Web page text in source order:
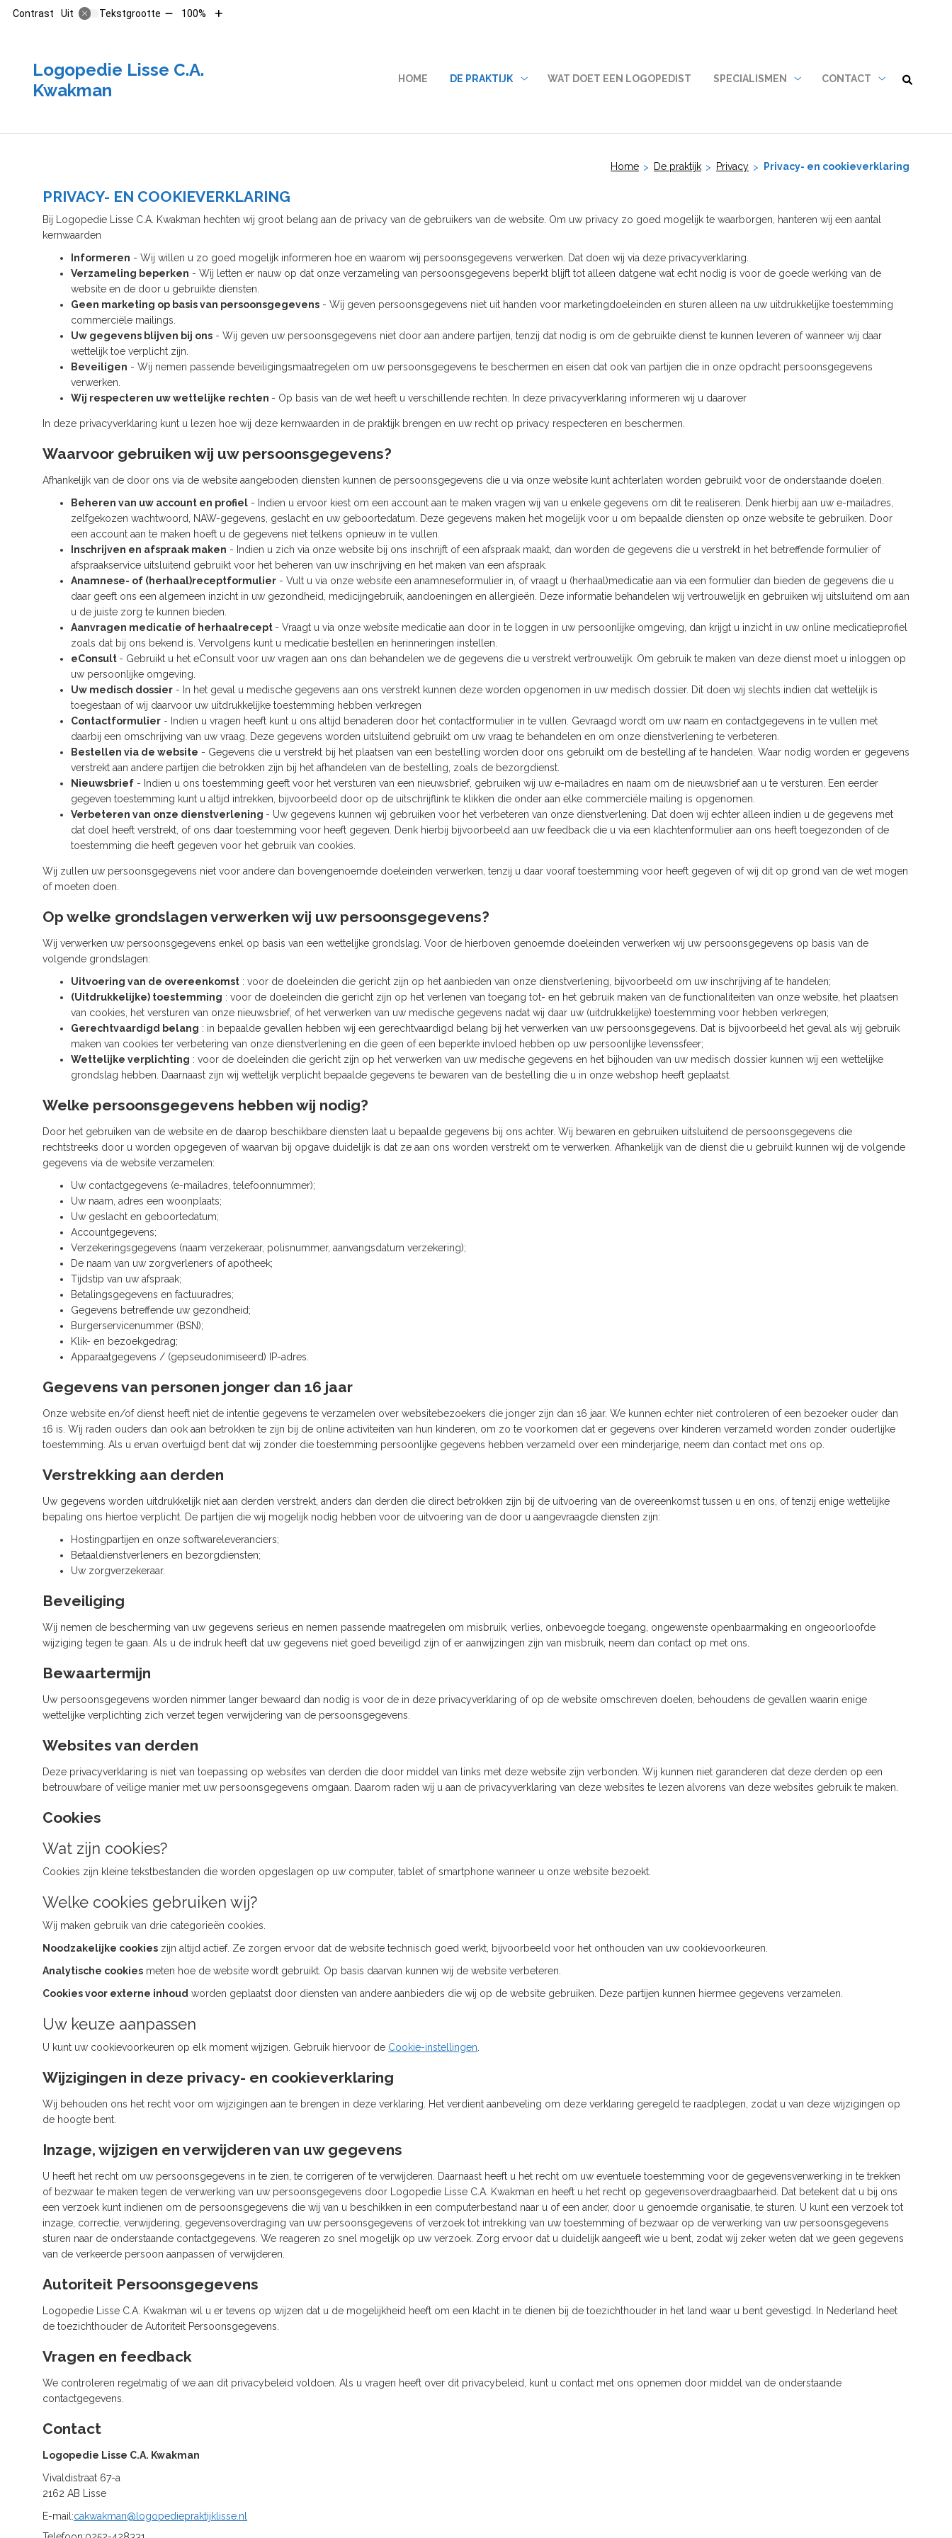
Contrast Uit Tekstgrootte Tekst100%
Tekst
Logopedie Lisse C.A.
Kwakman
HOOFDMENUHOME
DE PRAKTIJK
WAT DOET EEN LOGOPEDIST
SPECIALISMEN
CONTACT
Contact
Home De praktijk Privacy Privacy- en cookieverklaring
PRIVACY- EN COOKIEVERKLARING
Bij Logopedie Lisse C.A. Kwakman hechten wij groot belang aan de privacy van de gebruikers van de website. Om uw privacy zo goed mogelijk te waarborgen, hanteren wij een aantal
kernwaarden
Informeren - Wij willen u zo goed mogelijk informeren hoe en waarom wij persoonsgegevens verwerken. Dat doen wij via deze privacyverklaring.
Verzameling beperken - Wij letten er nauw op dat onze verzameling van persoonsgegevens beperkt blijft tot alleen datgene wat echt nodig is voor de goede werking van de
website en de door u gebruikte diensten.
Geen marketing op basis van persoonsgegevens - Wij geven persoonsgegevens niet uit handen voor marketingdoeleinden en sturen alleen na uw uitdrukkelijke toestemming
commerciële mailings.
Uw gegevens blijven bij ons - Wij geven uw persoonsgegevens niet door aan andere partijen, tenzij dat nodig is om de gebruikte dienst te kunnen leveren of wanneer wij daar
wettelijk toe verplicht zijn.
Beveiligen - Wij nemen passende beveiligingsmaatregelen om uw persoonsgegevens te beschermen en eisen dat ook van partijen die in onze opdracht persoonsgegevens
verwerken.
Wij respecteren uw wettelijke rechten - Op basis van de wet heeft u verschillende rechten. In deze privacyverklaring informeren wij u daarover
In deze privacyverklaring kunt u lezen hoe wij deze kernwaarden in de praktijk brengen en uw recht op privacy respecteren en beschermen.
Waarvoor gebruiken wij uw persoonsgegevens?
Afhankelijk van de door ons via de website aangeboden diensten kunnen de persoonsgegevens die u via onze website kunt achterlaten worden gebruikt voor de onderstaande doelen.
Beheren van uw account en profiel - Indien u ervoor kiest om een account aan te maken vragen wij van u enkele gegevens om dit te realiseren. Denk hierbij aan uw e-mailadres,
zelfgekozen wachtwoord, NAW-gegevens, geslacht en uw geboortedatum. Deze gegevens maken het mogelijk voor u om bepaalde diensten op onze website te gebruiken. Door
een account aan te maken hoeft u de gegevens niet telkens opnieuw in te vullen.
Inschrijven en afspraak maken - Indien u zich via onze website bij ons inschrijft of een afspraak maakt, dan worden de gegevens die u verstrekt in het betreffende formulier of
afspraakservice uitsluitend gebruikt voor het beheren van uw inschrijving en het maken van een afspraak.
Anamnese- of (herhaal)receptformulier - Vult u via onze website een anamneseformulier in, of vraagt u (herhaal)medicatie aan via een formulier dan bieden de gegevens die u
daar geeft ons een algemeen inzicht in uw gezondheid, medicijngebruik, aandoeningen en allergieën. Deze informatie behandelen wij vertrouwelijk en gebruiken wij uitsluitend om aan
u de juiste zorg te kunnen bieden.
Aanvragen medicatie of herhaalrecept - Vraagt u via onze website medicatie aan door in te loggen in uw persoonlijke omgeving, dan krijgt u inzicht in uw online medicatieprofiel
zoals dat bij ons bekend is. Vervolgens kunt u medicatie bestellen en herinneringen instellen.
eConsult - Gebruikt u het eConsult voor uw vragen aan ons dan behandelen we de gegevens die u verstrekt vertrouwelijk. Om gebruik te maken van deze dienst moet u inloggen op
uw persoonlijke omgeving.
Uw medisch dossier - In het geval u medische gegevens aan ons verstrekt kunnen deze worden opgenomen in uw medisch dossier. Dit doen wij slechts indien dat wettelijk is
toegestaan of wij daarvoor uw uitdrukkelijke toestemming hebben verkregen
Contactformulier - Indien u vragen heeft kunt u ons altijd benaderen door het contactformulier in te vullen. Gevraagd wordt om uw naam en contactgegevens in te vullen met
daarbij een omschrijving van uw vraag. Deze gegevens worden uitsluitend gebruikt om uw vraag te behandelen en om onze dienstverlening te verbeteren.
Bestellen via de website - Gegevens die u verstrekt bij het plaatsen van een bestelling worden door ons gebruikt om de bestelling af te handelen. Waar nodig worden er gegevens
verstrekt aan andere partijen die betrokken zijn bij het afhandelen van de bestelling, zoals de bezorgdienst.
Nieuwsbrief - Indien u ons toestemming geeft voor het versturen van een nieuwsbrief, gebruiken wij uw e-mailadres en naam om de nieuwsbrief aan u te versturen. Een eerder
gegeven toestemming kunt u altijd intrekken, bijvoorbeeld door op de uitschrijflink te klikken die onder aan elke commerciële mailing is opgenomen.
Verbeteren van onze dienstverlening - Uw gegevens kunnen wij gebruiken voor het verbeteren van onze dienstverlening. Dat doen wij echter alleen indien u de gegevens met
dat doel heeft verstrekt, of ons daar toestemming voor heeft gegeven. Denk hierbij bijvoorbeeld aan uw feedback die u via een klachtenformulier aan ons heeft toegezonden of de
toestemming die heeft gegeven voor het gebruik van cookies.
Wij zullen uw persoonsgegevens niet voor andere dan bovengenoemde doeleinden verwerken, tenzij u daar vooraf toestemming voor heeft gegeven of wij dit op grond van de wet mogen
of moeten doen.
Op welke grondslagen verwerken wij uw persoonsgegevens?
Wij verwerken uw persoonsgegevens enkel op basis van een wettelijke grondslag. Voor de hierboven genoemde doeleinden verwerken wij uw persoonsgegevens op basis van de
volgende grondslagen:
Uitvoering van de overeenkomst : voor de doeleinden die gericht zijn op het aanbieden van onze dienstverlening, bijvoorbeeld om uw inschrijving af te handelen;
(Uitdrukkelijke) toestemming : voor de doeleinden die gericht zijn op het verlenen van toegang tot- en het gebruik maken van de functionaliteiten van onze website, het plaatsen
van cookies, het versturen van onze nieuwsbrief, of het verwerken van uw medische gegevens nadat wij daar uw (uitdrukkelijke) toestemming voor hebben verkregen;
Gerechtvaardigd belang : in bepaalde gevallen hebben wij een gerechtvaardigd belang bij het verwerken van uw persoonsgegevens. Dat is bijvoorbeeld het geval als wij gebruik
maken van cookies ter verbetering van onze dienstverlening en die geen of een beperkte invloed hebben op uw persoonlijke levenssfeer;
Wettelijke verplichting : voor de doeleinden die gericht zijn op het verwerken van uw medische gegevens en het bijhouden van uw medisch dossier kunnen wij een wettelijke
grondslag hebben. Daarnaast zijn wij wettelijk verplicht bepaalde gegevens te bewaren van de bestelling die u in onze webshop heeft geplaatst.
Welke persoonsgegevens hebben wij nodig?
Door het gebruiken van de website en de daarop beschikbare diensten laat u bepaalde gegevens bij ons achter. Wij bewaren en gebruiken uitsluitend de persoonsgegevens die
rechtstreeks door u worden opgegeven of waarvan bij opgave duidelijk is dat ze aan ons worden verstrekt om te verwerken. Afhankelijk van de dienst die u gebruikt kunnen wij de volgende
gegevens via de website verzamelen:
Uw contactgegevens (e-mailadres, telefoonnummer);
Uw naam, adres een woonplaats;
Uw geslacht en geboortedatum;
Accountgegevens;
Verzekeringsgegevens (naam verzekeraar, polisnummer, aanvangsdatum verzekering);
De naam van uw zorgverleners of apotheek;
Tijdstip van uw afspraak;
Betalingsgegevens en factuuradres;
Gegevens betreffende uw gezondheid;
Burgerservicenummer (BSN);
Klik- en bezoekgedrag;
Apparaatgegevens / (gepseudonimiseerd) IP-adres.
Gegevens van personen jonger dan 16 jaar
Onze website en/of dienst heeft niet de intentie gegevens te verzamelen over websitebezoekers die jonger zijn dan 16 jaar. We kunnen echter niet controleren of een bezoeker ouder dan
16 is. Wij raden ouders dan ook aan betrokken te zijn bij de online activiteiten van hun kinderen, om zo te voorkomen dat er gegevens over kinderen verzameld worden zonder ouderlijke
toestemming. Als u ervan overtuigd bent dat wij zonder die toestemming persoonlijke gegevens hebben verzameld over een minderjarige, neem dan contact met ons op.
Verstrekking aan derden
Uw gegevens worden uitdrukkelijk niet aan derden verstrekt, anders dan derden die direct betrokken zijn bij de uitvoering van de overeenkomst tussen u en ons, of tenzij enige wettelijke
bepaling ons hiertoe verplicht. De partijen die wij mogelijk nodig hebben voor de uitvoering van de door u aangevraagde diensten zijn:
Hostingpartijen en onze softwareleveranciers;
Betaaldienstverleners en bezorgdiensten;
Uw zorgverzekeraar.
Beveiliging
Wij nemen de bescherming van uw gegevens serieus en nemen passende maatregelen om misbruik, verlies, onbevoegde toegang, ongewenste openbaarmaking en ongeoorloofde
wijziging tegen te gaan. Als u de indruk heeft dat uw gegevens niet goed beveiligd zijn of er aanwijzingen zijn van misbruik, neem dan contact op met ons.
Bewaartermijn
Uw persoonsgegevens worden nimmer langer bewaard dan nodig is voor de in deze privacyverklaring of op de website omschreven doelen, behoudens de gevallen waarin enige
wettelijke verplichting zich verzet tegen verwijdering van de persoonsgegevens.
Websites van derden
Deze privacyverklaring is niet van toepassing op websites van derden die door middel van links met deze website zijn verbonden. Wij kunnen niet garanderen dat deze derden op een
betrouwbare of veilige manier met uw persoonsgegevens omgaan. Daarom raden wij u aan de privacyverklaring van deze websites te lezen alvorens van deze websites gebruik te maken.
Cookies
Wat zijn cookies?
Cookies zijn kleine tekstbestanden die worden opgeslagen op uw computer, tablet of smartphone wanneer u onze website bezoekt.
Welke cookies gebruiken wij?
Wij maken gebruik van drie categorieën cookies.
Noodzakelijke cookies zijn altijd actief. Ze zorgen ervoor dat de website technisch goed werkt, bijvoorbeeld voor het onthouden van uw cookievoorkeuren.
Analytische cookies meten hoe de website wordt gebruikt. Op basis daarvan kunnen wij de website verbeteren.
Cookies voor externe inhoud worden geplaatst door diensten van andere aanbieders die wij op de website gebruiken. Deze partijen kunnen hiermee gegevens verzamelen.
Uw keuze aanpassen
U kunt uw cookievoorkeuren op elk moment wijzigen. Gebruik hiervoor de Cookie-instellingen
Wijzigingen in deze privacy- en cookieverklaring
Wij behouden ons het recht voor om wijzigingen aan te brengen in deze verklaring. Het verdient aanbeveling om deze verklaring geregeld te raadplegen, zodat u van deze wijzigingen op
de hoogte bent.
Inzage, wijzigen en verwijderen van uw gegevens
U heeft het recht om uw persoonsgegevens in te zien, te corrigeren of te verwijderen. Daarnaast heeft u het recht om uw eventuele toestemming voor de gegevensverwerking in te trekken
of bezwaar te maken tegen de verwerking van uw persoonsgegevens door Logopedie Lisse C.A. Kwakman en heeft u het recht op gegevensoverdraagbaarheid. Dat betekent dat u bij ons
een verzoek kunt indienen om de persoonsgegevens die wij van u beschikken in een computerbestand naar u of een ander, door u genoemde organisatie, te sturen. U kunt een verzoek tot
inzage, correctie, verwijdering, gegevensoverdraging van uw persoonsgegevens of verzoek tot intrekking van uw toestemming of bezwaar op de verwerking van uw persoonsgegevens
sturen naar de onderstaande contactgegevens. We reageren zo snel mogelijk op uw verzoek. Zorg ervoor dat u duidelijk aangeeft wie u bent, zodat wij zeker weten dat we geen gegevens
van de verkeerde persoon aanpassen of verwijderen.
Autoriteit Persoonsgegevens
Logopedie Lisse C.A. Kwakman wil u er tevens op wijzen dat u de mogelijkheid heeft om een klacht in te dienen bij de toezichthouder in het land waar u bent gevestigd. In Nederland heet
de toezichthouder de Autoriteit Persoonsgegevens.
Vragen en feedback
We controleren regelmatig of we aan dit privacybeleid voldoen. Als u vragen heeft over dit privacybeleid, kunt u contact met ons opnemen door middel van de onderstaande
contactgegevens.
Contact
Logopedie Lisse C.A. Kwakman
Vivaldistraat 67-a
2162 AB Lisse
E-mail:cakwakman@logopediepraktijklisse.nl